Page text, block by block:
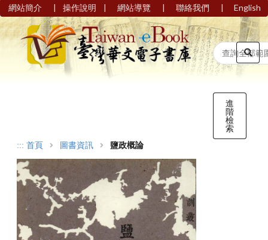
網站簡介 | 操作說明 | 網站導覽 | 聯絡我們 | English
進
階
檢
索
::: 首頁 圖書資訊 鹽政概論